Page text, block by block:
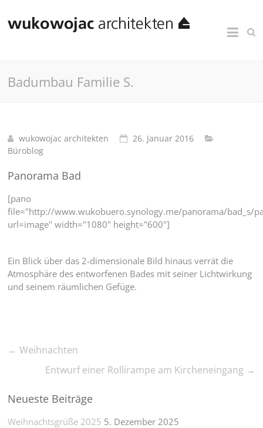
Badumbau Familie S.
wukowojac architekten
26. Januar 2016
Büroblog
Panorama Bad
[pano
file="http://www.wukobuero.synology.me/panorama/bad_s/
url=image" width="1080" height="600"]
Ein Blick über das 2-dimensionale Bild hinaus verrät die
Atmosphäre des entworfenen Bades mit seiner Lichtwirkung
und seinem räumlichen Gefüge.
← Weihnachten
Entwurf einer Rollirampe am Kircheneingang →
Neueste Beiträge
Weihnachtsgrüße 2025 5. Dezember 2025